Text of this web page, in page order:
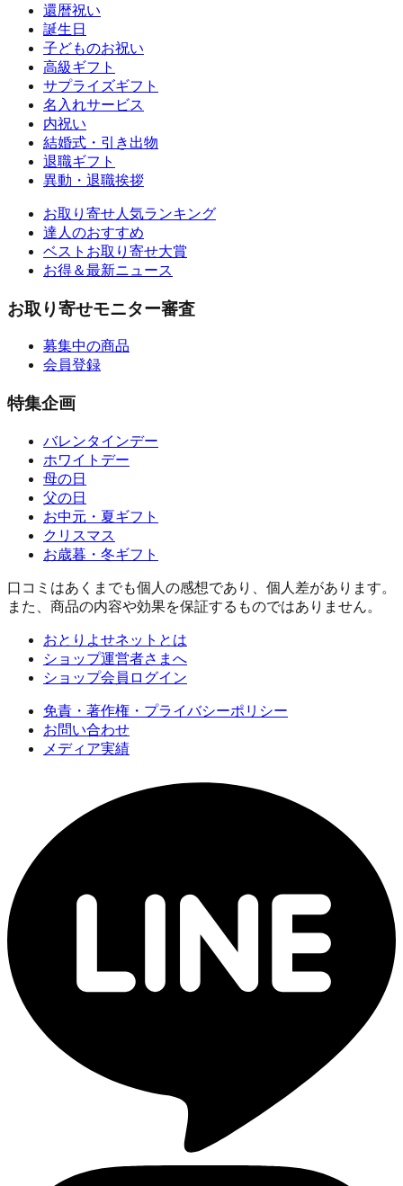
還暦祝い
誕生日
子どものお祝い
高級ギフト
サプライズギフト
名入れサービス
内祝い
結婚式・引き出物
退職ギフト
異動・退職挨拶
お取り寄せ人気ランキング
達人のおすすめ
ベストお取り寄せ大賞
お得＆最新ニュース
お取り寄せモニター審査
募集中の商品
会員登録
特集企画
バレンタインデー
ホワイトデー
母の日
父の日
お中元・夏ギフト
クリスマス
お歳暮・冬ギフト
口コミはあくまでも個人の感想であり、個人差があります。
また、商品の内容や効果を保証するものではありません。
おとりよせネットとは
ショップ運営者さまへ
ショップ会員ログイン
免責・著作権・プライバシーポリシー
お問い合わせ
メディア実績